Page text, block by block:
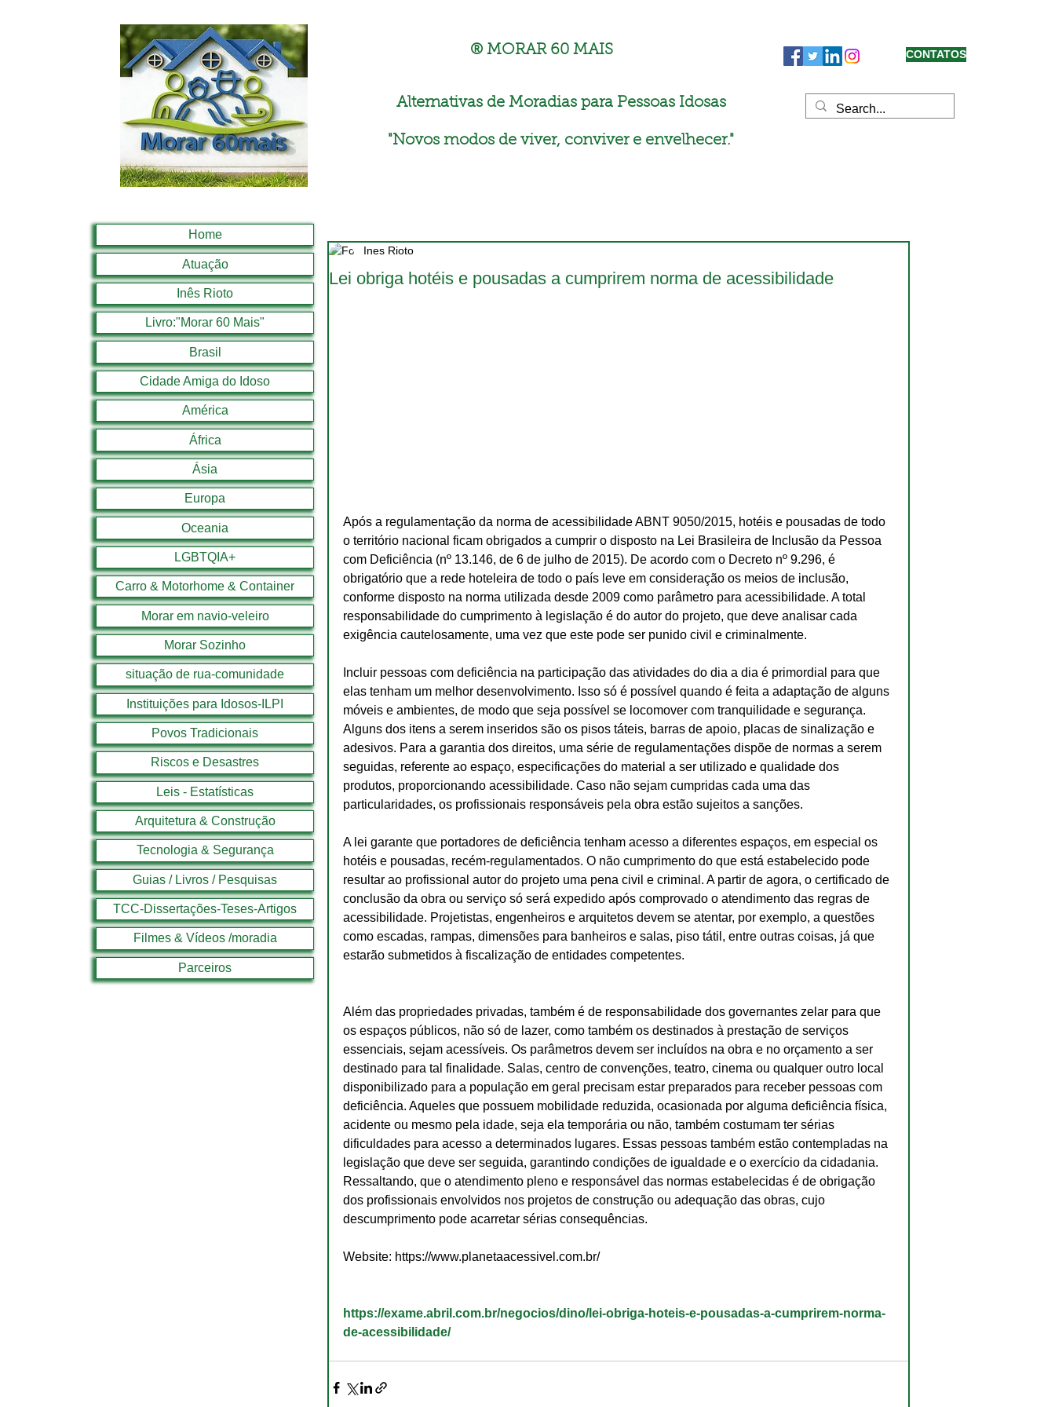
® MORAR 60 MAIS
Alternativas de Moradias para Pessoas Idosas
"Novos modos de viver, conviver e envelhecer."
CONTATOS
Lei obriga hotéis e pousadas a cumprirem norma de acessibilidade
Ines Rioto
Após a regulamentação da norma de acessibilidade ABNT 9050/2015, hotéis e pousadas de todo
o território nacional ficam obrigados a cumprir o disposto na Lei Brasileira de Inclusão da Pessoa
com Deficiência (nº 13.146, de 6 de julho de 2015). De acordo com o Decreto nº 9.296, é
obrigatório que a rede hoteleira de todo o país leve em consideração os meios de inclusão,
conforme disposto na norma utilizada desde 2009 como parâmetro para acessibilidade. A total
responsabilidade do cumprimento à legislação é do autor do projeto, que deve analisar cada
exigência cautelosamente, uma vez que este pode ser punido civil e criminalmente.
Incluir pessoas com deficiência na participação das atividades do dia a dia é primordial para que
elas tenham um melhor desenvolvimento. Isso só é possível quando é feita a adaptação de alguns
móveis e ambientes, de modo que seja possível se locomover com tranquilidade e segurança.
Alguns dos itens a serem inseridos são os pisos táteis, barras de apoio, placas de sinalização e
adesivos. Para a garantia dos direitos, uma série de regulamentações dispõe de normas a serem
seguidas, referente ao espaço, especificações do material a ser utilizado e qualidade dos
produtos, proporcionando acessibilidade. Caso não sejam cumpridas cada uma das
particularidades, os profissionais responsáveis pela obra estão sujeitos a sanções.
A lei garante que portadores de deficiência tenham acesso a diferentes espaços, em especial os
hotéis e pousadas, recém-regulamentados. O não cumprimento do que está estabelecido pode
resultar ao profissional autor do projeto uma pena civil e criminal. A partir de agora, o certificado de
conclusão da obra ou serviço só será expedido após comprovado o atendimento das regras de
acessibilidade. Projetistas, engenheiros e arquitetos devem se atentar, por exemplo, a questões
como escadas, rampas, dimensões para banheiros e salas, piso tátil, entre outras coisas, já que
estarão submetidos à fiscalização de entidades competentes.
Além das propriedades privadas, também é de responsabilidade dos governantes zelar para que
os espaços públicos, não só de lazer, como também os destinados à prestação de serviços
essenciais, sejam acessíveis. Os parâmetros devem ser incluídos na obra e no orçamento a ser
destinado para tal finalidade. Salas, centro de convenções, teatro, cinema ou qualquer outro local
disponibilizado para a população em geral precisam estar preparados para receber pessoas com
deficiência. Aqueles que possuem mobilidade reduzida, ocasionada por alguma deficiência física,
acidente ou mesmo pela idade, seja ela temporária ou não, também costumam ter sérias
dificuldades para acesso a determinados lugares. Essas pessoas também estão contempladas na
legislação que deve ser seguida, garantindo condições de igualdade e o exercício da cidadania.
Ressaltando, que o atendimento pleno e responsável das normas estabelecidas é de obrigação
dos profissionais envolvidos nos projetos de construção ou adequação das obras, cujo
descumprimento pode acarretar sérias consequências.
Website: https://www.planetaacessivel.com.br/
https://exame.abril.com.br/negocios/dino/lei-obriga-hoteis-e-pousadas-a-cumprirem-norma-
de-acessibilidade/
Home
Atuação
Inês Rioto
Livro:"Morar 60 Mais"
Brasil
Cidade Amiga do Idoso
América
África
Ásia
Europa
Oceania
LGBTQIA+
Carro & Motorhome & Container
Morar em navio-veleiro
Morar Sozinho
situação de rua-comunidade
Instituições para Idosos-ILPI
Povos Tradicionais
Riscos e Desastres
Leis - Estatísticas
Arquitetura & Construção
Tecnologia & Segurança
Guias / Livros / Pesquisas
TCC-Dissertações-Teses-Artigos
Filmes & Vídeos /moradia
Parceiros